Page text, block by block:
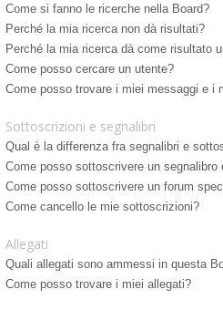
Come si fanno le ricerche nella Board?
Perché la mia ricerca non dà risultati?
Perché la mia ricerca dà come risultato
Come posso cercare un utente?
Come posso trovare i miei messaggi e i
Sottoscrizioni e segnalibri
Qual è la differenza fra segnalibri e
Come posso sottoscrivere un
Come posso sottoscrivere un forum
Come cancello le mie sottoscrizioni?
Allegati
Quali allegati sono ammessi in questa
Come posso trovare i miei allegati?